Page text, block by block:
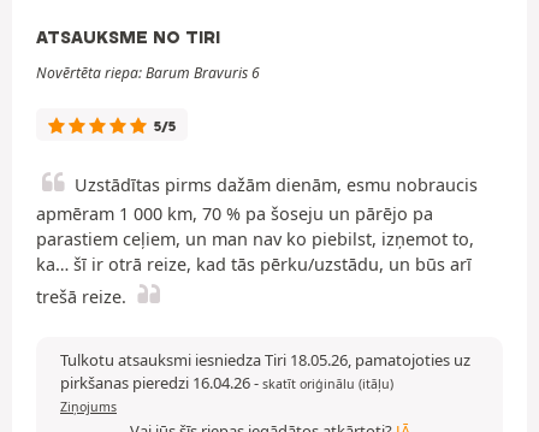
ATSAUKSME NO TIRI
Novērtēta riepa: Barum Bravuris 6
5/5
Uzstādītas pirms dažām dienām, esmu nobraucis
apmēram 1 000 km, 70 % pa šoseju un pārējo pa
parastiem ceļiem, un man nav ko piebilst, izņemot to,
ka… šī ir otrā reize, kad tās pērku/uzstādu, un būs arī
trešā reize.
Tulkotu atsauksmi iesniedza Tiri 18.05.26, pamatojoties uz
pirkšanas pieredzi 16.04.26- skatīt oriģinālu (itāļu)
Ziņojums